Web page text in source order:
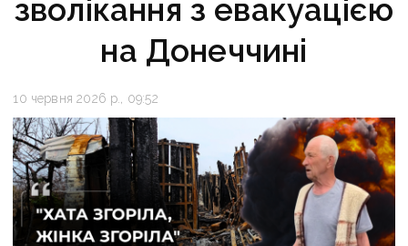
зволікання з евакуацією
на Донеччині
10 червня 2026 р., 09:52